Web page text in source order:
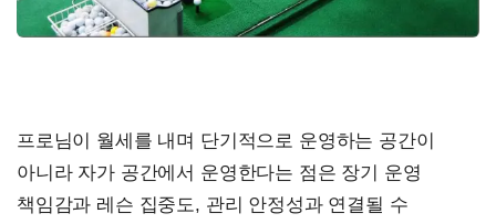
프로님이 월세를 내며 단기적으로 운영하는 공간이
아니라 자가 공간에서 운영한다는 점은 장기 운영
책임감과 레슨 집중도, 관리 안정성과 연결될 수